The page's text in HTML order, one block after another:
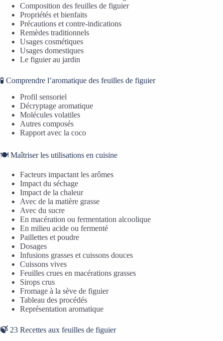
Composition des feuilles de figuier
Propriétés et bienfaits
Précautions et contre-indications
Remèdes traditionnels
Usages cosmétiques
Usages domestiques
Le figuier au jardin
🧪 Comprendre l’aromatique des feuilles de figuier
Profil sensoriel
Décryptage aromatique
Molécules volatiles
Autres composés
Rapport avec la coco
🍽️ Maîtriser les utilisations en cuisine
Facteurs impactant les arômes
Impact du séchage
Impact de la chaleur
Avec de la matière grasse
Avec du sucre
En macération ou fermentation alcoolique
En milieu acide ou fermenté
Paillettes et poudre
Dosages
Infusions grasses et cuissons douces
Cuissons vives
Feuilles crues en macérations grasses
Sirops crus
Fromage à la sève de figuier
Tableau des procédés
Représentation aromatique
🍃 23 Recettes aux feuilles de figuier